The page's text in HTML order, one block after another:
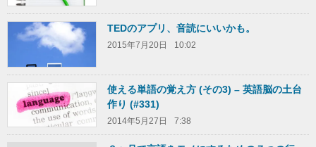
TEDのアプリ、音読にいいかも。
2015年7月20日 10:02
使える単語の覚え方 (その3) – 英語脳の土台
作り (#331)
2014年5月27日 7:38